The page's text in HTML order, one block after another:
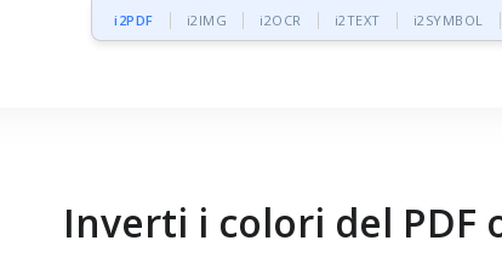
i2PDF i2IMG i2OCR i2TEXT i2SYMBOL
Inverti i colori del PDF